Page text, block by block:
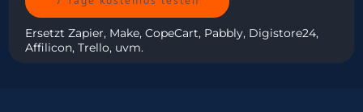
Ersetzt Zapier, Make, CopeCart, Pabbly, Digistore24,
Affilicon, Trello, uvm.